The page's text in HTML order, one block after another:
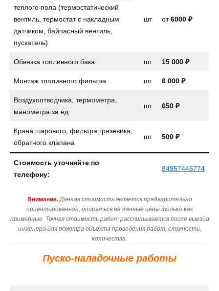
теплого пола (термостатический
вентиль, термостат с накладным
датчиком, байпасный вентиль,
пускатель)
шт от6000 ₽
Обвязка топливного бака шт 15 000 ₽
Монтаж топливного фильтра шт 6 000 ₽
Воздухоотводчика, термометра,
манометра за ед
шт 650 ₽
Крана шарового, фильтра грязевика,
обратного клапана
шт 500 ₽
Стоимость уточняйте по
телефону:
84957446774
Внимание. Данная стоимость является предварительно
ориентированной, опираться на данные цены только как
примерные. Точная стоимость работ рассчитывается после выезда
инженера для осмотра объекта проведения работ, сложности,
количества.
Пуско-наладочные работы